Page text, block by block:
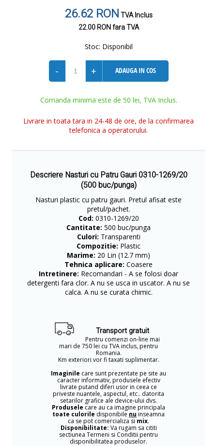
26.62 RONTVA Inclus
22.00 RONfara TVA
Stoc: Disponibil
- + ADAUGA IN COS
Comanda minima este de 50 lei, TVA Inclus.
Livrare in toata tara in 24-48 de ore, de la confirmarea
telefonica a operatorului.
Descriere Nasturi cu Patru Gauri 0310-1269/20
(500 buc/punga)
Nasturi plastic cu patru gauri. Pretul afisat este
pretul/pachet.
Cod: 0310-1269/20
Cantitate: 500 buc/punga
Culori: Transparenti
Compozitie: Plastic
Marime: 20 Lin (12.7 mm)
Tehnica aplicare: Coasere
Intretinere: Recomandari - A se folosi doar
detergenti fara clor. A nu se usca in uscator. A nu se
calca. A nu se curata chimic.
Transport gratuit
Pentru comenzi on-line mai
mari de 750 lei cu TVA inclus, pentru
Romania.
Km exteriori vor fi taxati suplimentar.
Imaginile care sunt prezentate pe site au
caracter informativ, produsele efectiv
livrate putand diferi usor in ceea ce
priveste nuantele, aspectul, etc.. datorita
setarilor grafice ale device-ului dvs.
Produsele care au ca imagine principala
toate culorile disponibile nu inseamna
ca se pot comercializa si mix.
Disponibilitate: Va rugam sa cititi
sectiunea Termeni si Conditii pentru
disponibilitatea produselor.